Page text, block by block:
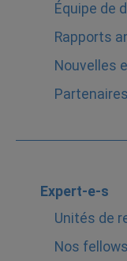
Équipe de
Rapports
Nouvelles
Partenaires
Expert-e-s
Unités de
Nos fellows